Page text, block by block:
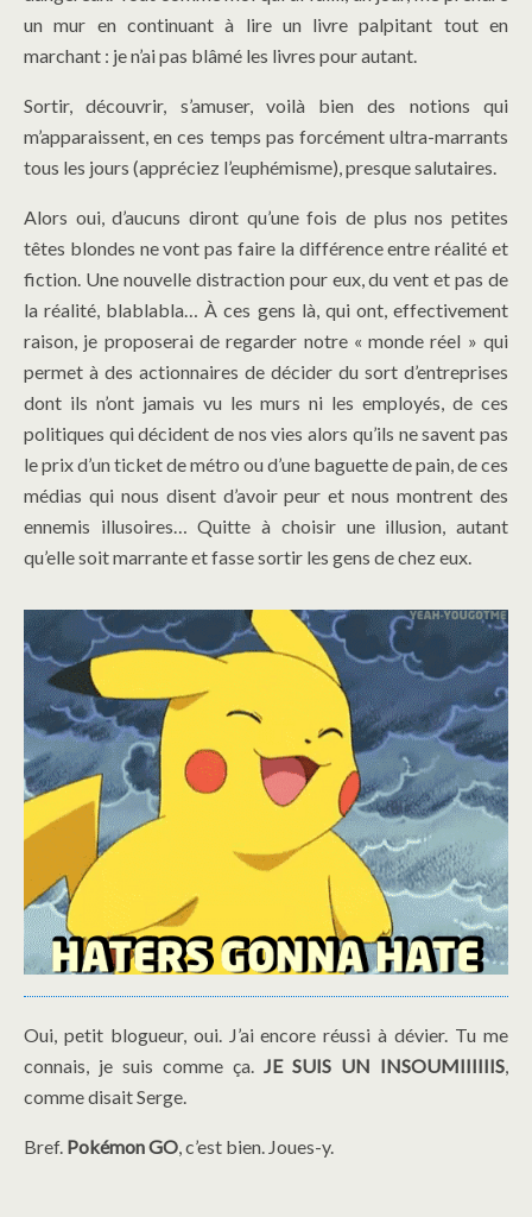
un mur en continuant à lire un livre palpitant tout en
marchant : je n’ai pas blâmé les livres pour autant.
Sortir, découvrir, s’amuser, voilà bien des notions qui
m’apparaissent, en ces temps pas forcément ultra-marrants
tous les jours (appréciez l’euphémisme), presque salutaires.
Alors oui, d’aucuns diront qu’une fois de plus nos petites
têtes blondes ne vont pas faire la différence entre réalité et
fiction. Une nouvelle distraction pour eux, du vent et pas de
la réalité, blablabla… À ces gens là, qui ont, effectivement
raison, je proposerai de regarder notre « monde réel » qui
permet à des actionnaires de décider du sort d’entreprises
dont ils n’ont jamais vu les murs ni les employés, de ces
politiques qui décident de nos vies alors qu’ils ne savent pas
le prix d’un ticket de métro ou d’une baguette de pain, de ces
médias qui nous disent d’avoir peur et nous montrent des
ennemis illusoires… Quitte à choisir une illusion, autant
qu’elle soit marrante et fasse sortir les gens de chez eux.
Oui, petit blogueur, oui. J’ai encore réussi à dévier. Tu me
connais, je suis comme ça.
JE SUIS UN INSOUMIIIIIIS
comme disait Serge.
Bref. Pokémon GO , c’est bien. Joues-y.